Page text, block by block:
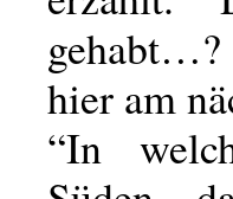
gehabt…?
hier am
“In